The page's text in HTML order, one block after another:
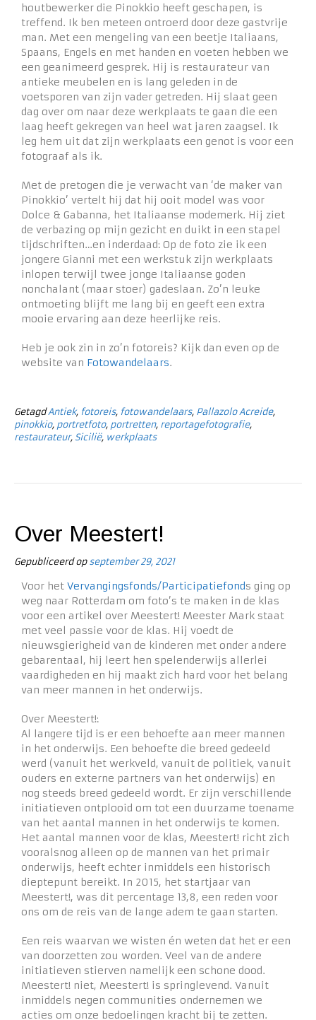
houtbewerker die Pinokkio heeft geschapen, is
treffend. Ik ben meteen ontroerd door deze gastvrije
man. Met een mengeling van een beetje Italiaans,
Spaans, Engels en met handen en voeten hebben we
een geanimeerd gesprek. Hij is restaurateur van
antieke meubelen en is lang geleden in de
voetsporen van zijn vader getreden. Hij slaat geen
dag over om naar deze werkplaats te gaan die een
laag heeft gekregen van heel wat jaren zaagsel. Ik
leg hem uit dat zijn werkplaats een genot is voor een
fotograaf als ik.
Met de pretogen die je verwacht van ‘de maker van
Pinokkio’ vertelt hij dat hij ooit model was voor
Dolce & Gabanna, het Italiaanse modemerk. Hij ziet
de verbazing op mijn gezicht en duikt in een stapel
tijdschriften…en inderdaad: Op de foto zie ik een
jongere Gianni met een werkstuk zijn werkplaats
inlopen terwijl twee jonge Italiaanse goden
nonchalant (maar stoer) gadeslaan. Zo’n leuke
ontmoeting blijft me lang bij en geeft een extra
mooie ervaring aan deze heerlijke reis.
Heb je ook zin in zo’n fotoreis? Kijk dan even op de
website van Fotowandelaars.
GetagdAntiek, fotoreis, fotowandelaars, Pallazolo Acreide,
pinokkio, portretfoto, portretten, reportagefotografie,
restaurateur, Sicilië, werkplaats
Over Meestert!
Gepubliceerd op september 29, 2021
Voor het Vervangingsfonds/Participatiefonds ging op
weg naar Rotterdam om foto’s te maken in de klas
voor een artikel over Meestert! Meester Mark staat
met veel passie voor de klas. Hij voedt de
nieuwsgierigheid van de kinderen met onder andere
gebarentaal, hij leert hen spelenderwijs allerlei
vaardigheden en hij maakt zich hard voor het belang
van meer mannen in het onderwijs.
Over Meestert!:
Al langere tijd is er een behoefte aan meer mannen
in het onderwijs. Een behoefte die breed gedeeld
werd (vanuit het werkveld, vanuit de politiek, vanuit
ouders en externe partners van het onderwijs) en
nog steeds breed gedeeld wordt. Er zijn verschillende
initiatieven ontplooid om tot een duurzame toename
van het aantal mannen in het onderwijs te komen.
Het aantal mannen voor de klas, Meestert! richt zich
vooralsnog alleen op de mannen van het primair
onderwijs, heeft echter inmiddels een historisch
dieptepunt bereikt. In 2015, het startjaar van
Meestert!, was dit percentage 13,8, een reden voor
ons om de reis van de lange adem te gaan starten.
Een reis waarvan we wisten én weten dat het er een
van doorzetten zou worden. Veel van de andere
initiatieven stierven namelijk een schone dood.
Meestert! niet, Meestert! is springlevend. Vanuit
inmiddels negen communities ondernemen we
acties om onze bedoelingen kracht bij te zetten.